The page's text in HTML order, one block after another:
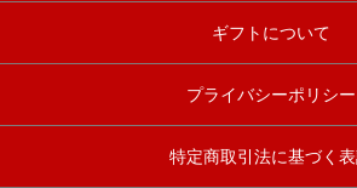
ギフトについて
プライバシーポリシー
特定商取引法に基づく